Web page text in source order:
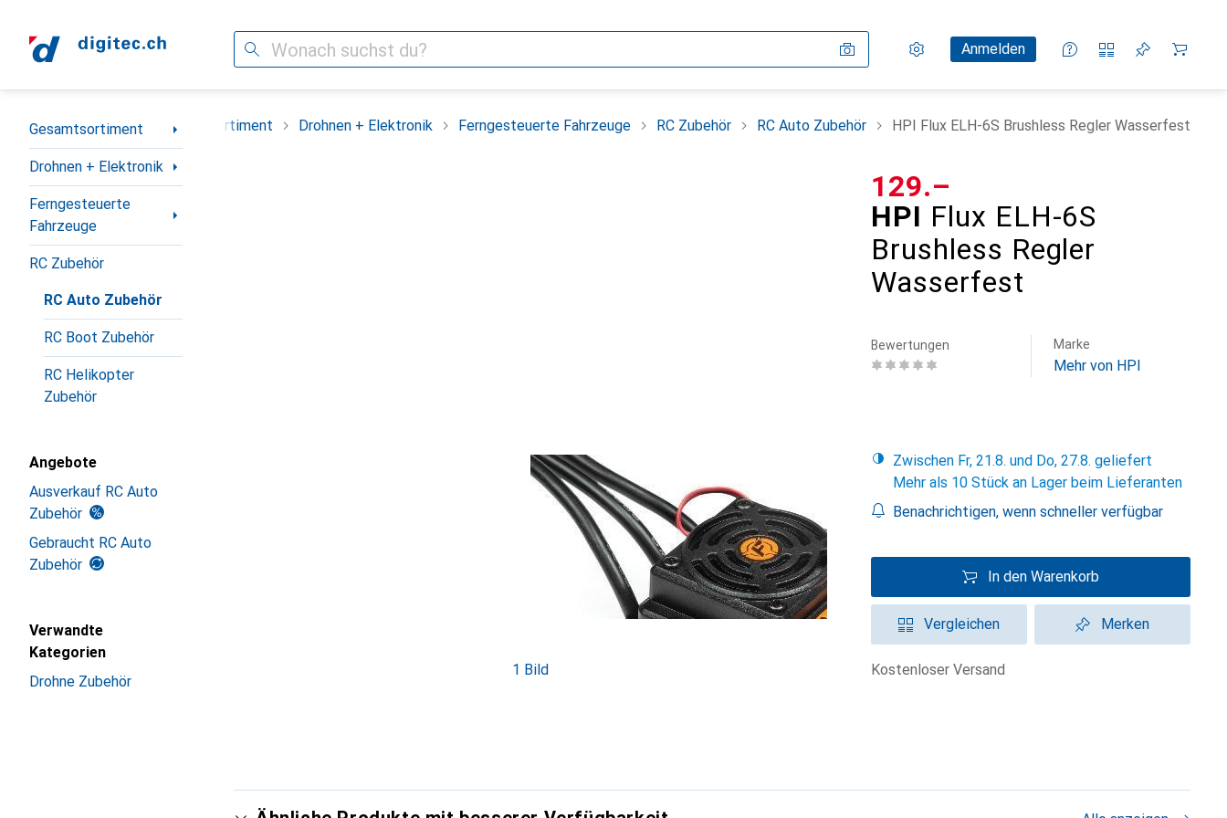
Suche Einstellungen
KundenkontoAnmelden
Vergleichslisten
Merklisten
Warenkorb
Navigation nach Kategorien
Gesamtsortiment
Drohnen + Elektronik
Ferngesteuerte
Fahrzeuge
RC Zubehör
RC Auto Zubehör
RC Boot Zubehör
RC Helikopter
Zubehör
Angebote
Ausverkauf RC Auto
Zubehör
Gebraucht RC Auto
Zubehör
Verwandte
Kategorien
Drohne Zubehör
Gesamtsortiment Drohnen + Elektronik Ferngesteuerte Fahrzeuge RC Zubehör RC Auto Zubehör HPI Flux ELH-6S Brushless Regler Wasserfest
1 Bild
HPI Flux ELH-6S
Brushless Regler
Wasserfest
CHF
129.–
Bewertungen Marke
Mehr von HPI
Zwischen Fr, 21.8. und Do, 27.8. geliefert
Mehr als 10 Stück an Lager beim Lieferanten
Benachrichtigen, wenn schneller verfügbar
In den Warenkorb
Vergleichen Merken
kostenloser Versand